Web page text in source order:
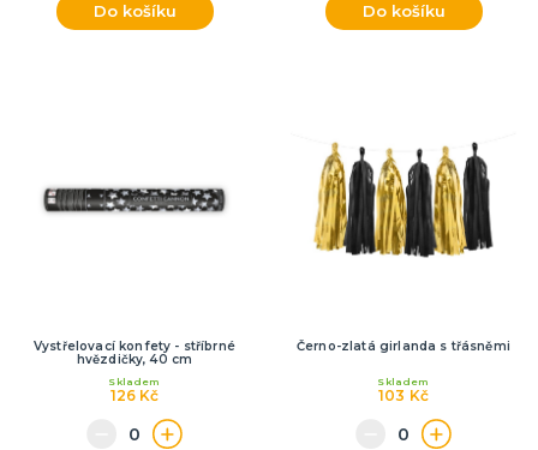
Do košíku Do košíku
Vystřelovací konfety - stříbrné
hvězdičky, 40 cm
126 Kč
Skladem
Černo-zlatá girlanda s třásněmi
103 Kč
Skladem